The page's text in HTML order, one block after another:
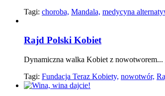
Tagi: choroba, Mandala, medycyna
Rajd Polski Kobiet
Dynamiczna walka Kobiet z nowotworem...
Tagi: Fundacja Teraz Kobiety, nowotwór,